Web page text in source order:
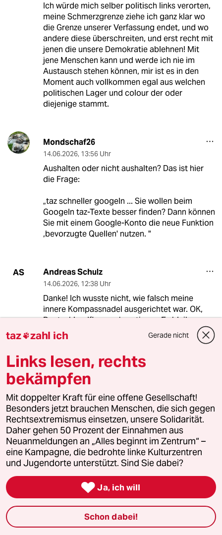
Ich würde mich selber politisch links verorten,
meine Schmerzgrenze ziehe ich ganz klar wo
die Grenze unserer Verfassung endet, und wo
andere diese überschreiten, und erst recht mit
jenen die unsere Demokratie ablehnen! Mit
jene Menschen kann und werde ich nie im
Austausch stehen können, mir ist es in den
Moment auch vollkommen egal aus welchen
politischen Lager und colour der oder
diejenige stammt.
Mondschaf26
14.06.2026, 13:56 Uhr
Aushalten oder nicht aushalten? Das ist hier
die Frage:
„taz schneller googeln ... Sie wollen beim
Googeln taz-Texte besser finden? Dann können
Sie mit einem Google-Konto die neue Funktion
,bevorzugte Quellen' nutzen. "
AS Andreas Schulz
14.06.2026, 12:38 Uhr
Danke! Ich wusste nicht, wie falsch meine
innere Kompassnadel ausgerichtet war. OK,
Deutschlandflagge akzeptieren. Es bleiben
aber Fragezeichen, z.B. wo soll ich Strack-
Zimmerman hin sortieren?
Janix
, 12:10 Uhr
Hä? Wer solche "Witzeleien" gegen
Zeilenhonorar erstellt, sollte dann bitte auch
halbwegs Vernünftiges abliefern.
P Philippo1000
14.06.2026,11:20 Uhr
Wie Ihr hier seht,
hat man die Welt,
taz zahl ich Gerade nicht
Links lesen, rechts
bekämpfen
Mit doppelter Kraft für eine offene Gesellschaft!
Besonders jetzt brauchen Menschen, die sich gegen
Rechtsextremismus einsetzen, unsere Solidarität.
Daher gehen 50 Prozent der Einnahmen aus
Neuanmeldungen an „Alles beginnt im Zentrum“ –
eine Kampagne, die bedrohte linke Kulturzentren
und Jugendorte unterstützt. Sind Sie dabei?
 Ja, ich will
Schon dabei!